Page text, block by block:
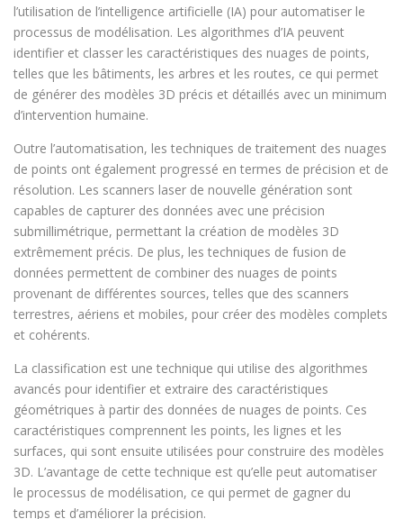
l’utilisation de l’intelligence artificielle (IA) pour automatiser le
processus de modélisation. Les algorithmes d’IA peuvent
identifier et classer les caractéristiques des nuages de points,
telles que les bâtiments, les arbres et les routes, ce qui permet
de générer des modèles 3D précis et détaillés avec un minimum
d’intervention humaine.
Outre l’automatisation, les techniques de traitement des nuages
de points ont également progressé en termes de précision et de
résolution. Les scanners laser de nouvelle génération sont
capables de capturer des données avec une précision
submillimétrique, permettant la création de modèles 3D
extrêmement précis. De plus, les techniques de fusion de
données permettent de combiner des nuages de points
provenant de différentes sources, telles que des scanners
terrestres, aériens et mobiles, pour créer des modèles complets
et cohérents.
La classification est une technique qui utilise des algorithmes
avancés pour identifier et extraire des caractéristiques
géométriques à partir des données de nuages de points. Ces
caractéristiques comprennent les points, les lignes et les
surfaces, qui sont ensuite utilisées pour construire des modèles
3D. L’avantage de cette technique est qu’elle peut automatiser
le processus de modélisation, ce qui permet de gagner du
temps et d’améliorer la précision.